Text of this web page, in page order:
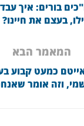
בורים: איך
בעצם את
המאמר הבא
כמעט קבוע
וזה אומר